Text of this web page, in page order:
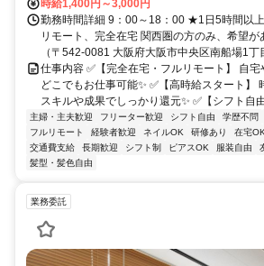
時給1,400円～3,000円
勤務時間詳細 9：00～18：00 ★1日5時間以
リモート、完全在宅 関西圏の方のみ、希望
（〒542-0081 大阪府大阪市中央区南船場1丁
仕事内容 ✅【完全在宅・フルリモート】 自
どこでもお仕事可能✨ ✅【高時給スタート】
スキルや成果でしっかり還元✨ ✅【シフト
主婦・主夫歓迎 フリーター歓迎 シフト自由 学歴不問
フルリモート
経験者歓迎 ネイルOK 研修あり 在宅
交通費支給
長期歓迎 シフト制 ピアスOK 服装自由
髪型・髪色自由
業務委託